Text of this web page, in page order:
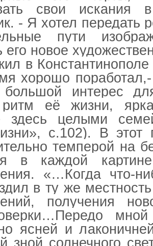
свои
- Я хотел передать
пути
его новое
в
хорошо
интерес
её жизни,
здесь целыми
с.102). В этот
темперой на
в каждой
«…Когда что-
в ту же
получения
ясней и
зной солнечного